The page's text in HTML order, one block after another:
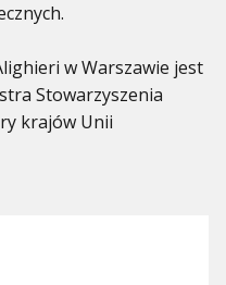
w Warszawie jest
Stowarzyszenia
krajów Unii